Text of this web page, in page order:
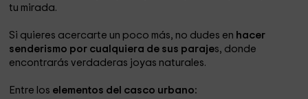
tu mirada.
Si quieres acercarte un poco más, no dudes en hacer
senderismo por cualquiera de sus parajes, donde
encontrarás verdaderas joyas naturales.
Entre los elementos del casco urbano: